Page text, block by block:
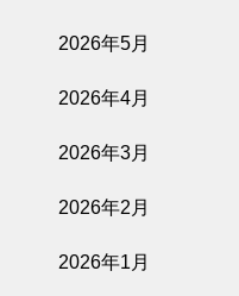
2026年5月
2026年4月
2026年3月
2026年2月
2026年1月